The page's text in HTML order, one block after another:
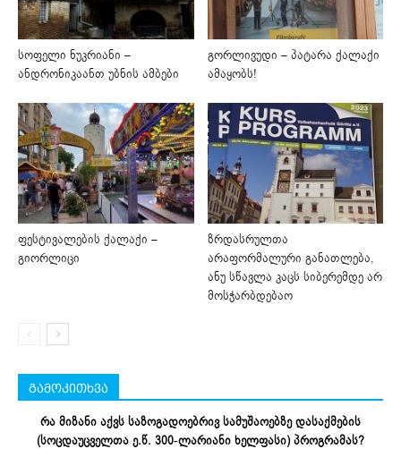
სოფელი ნუკრიანი –
ანდრონიკაანთ უბნის ამბები
გორლივუდი – პატარა ქალაქი
ამაყობს!
ფესტივალების ქალაქი –
გიორლიცი
ზრდასრულთა
არაფორმალური განათლება,
ანუ სწავლა კაცს სიბერემდე არ
მოსჭარბდებაო
გამოკითხვა
რა მიზანი აქვს საზოგადოებრივ სამუშაოებზე დასაქმების
(სოცდაუცველთა ე.წ. 300-ლარიანი ხელფასი) პროგრამას?